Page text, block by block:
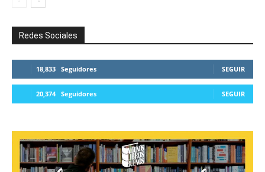
Redes Sociales
18,833 Seguidores SEGUIR
20,374 Seguidores SEGUIR